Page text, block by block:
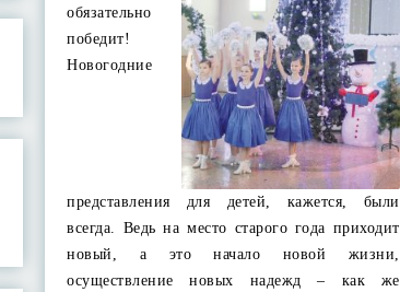
обязательно
победит!
Новогодние
представления для детей, кажется, были
всегда. Ведь на место старого года приходит
новый, а это начало новой жизни,
осуществление новых надежд – как же